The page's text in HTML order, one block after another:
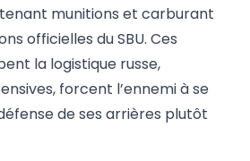
munitions et carburant
officielles du SBU. Ces
la logistique russe,
forcent l’ennemi à se
de ses arrières plutôt